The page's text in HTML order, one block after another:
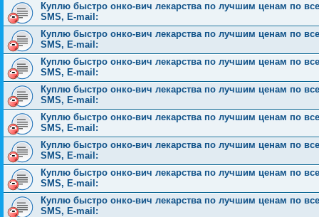
Куплю быстро онко-вич лекарства по лучшим ценам по
SMS, E-mail:
Куплю быстро онко-вич лекарства по лучшим ценам по
SMS, E-mail:
Куплю быстро онко-вич лекарства по лучшим ценам по
SMS, E-mail:
Куплю быстро онко-вич лекарства по лучшим ценам по
SMS, E-mail:
Куплю быстро онко-вич лекарства по лучшим ценам по
SMS, E-mail:
Куплю быстро онко-вич лекарства по лучшим ценам по
SMS, E-mail:
Куплю быстро онко-вич лекарства по лучшим ценам по
SMS, E-mail:
Куплю быстро онко-вич лекарства по лучшим ценам по
SMS, E-mail: